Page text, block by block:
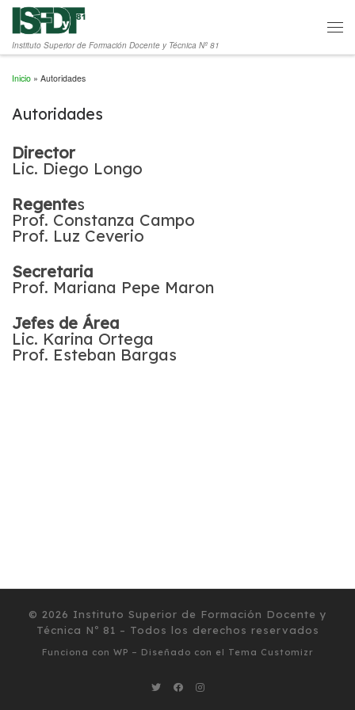
Saltar al contenido
Instituto Superior de Formación Docente y Técnica Nº 81
Inicio » Autoridades
Autoridades
Director
Lic. Diego Longo
Regentes
Prof. Constanza Campo
Prof. Luz Ceverio
Secretaria
Prof. Mariana Pepe Maron
Jefes de Área
Lic. Karina Ortega
Prof. Esteban Bargas
© 2026 Instituto Superior de Formación Docente y
Técnica Nº 81 – Todos los derechos reservados
Funciona con WP – Diseñado con el Tema Customizr